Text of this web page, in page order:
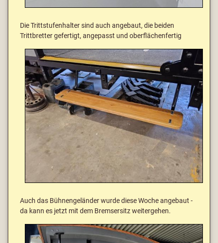
Die Trittstufenhalter sind auch angebaut, die beiden
Trittbretter gefertigt, angepasst und oberflächenfertig
Auch das Bühnengeländer wurde diese Woche angebaut -
da kann es jetzt mit dem Bremsersitz weitergehen.